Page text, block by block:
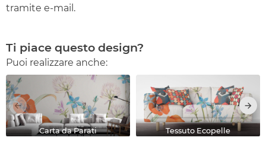
tramite e-mail.
Ti piace questo design?
Puoi realizzare anche:
Carta da Parati Tessuto Ecopelle